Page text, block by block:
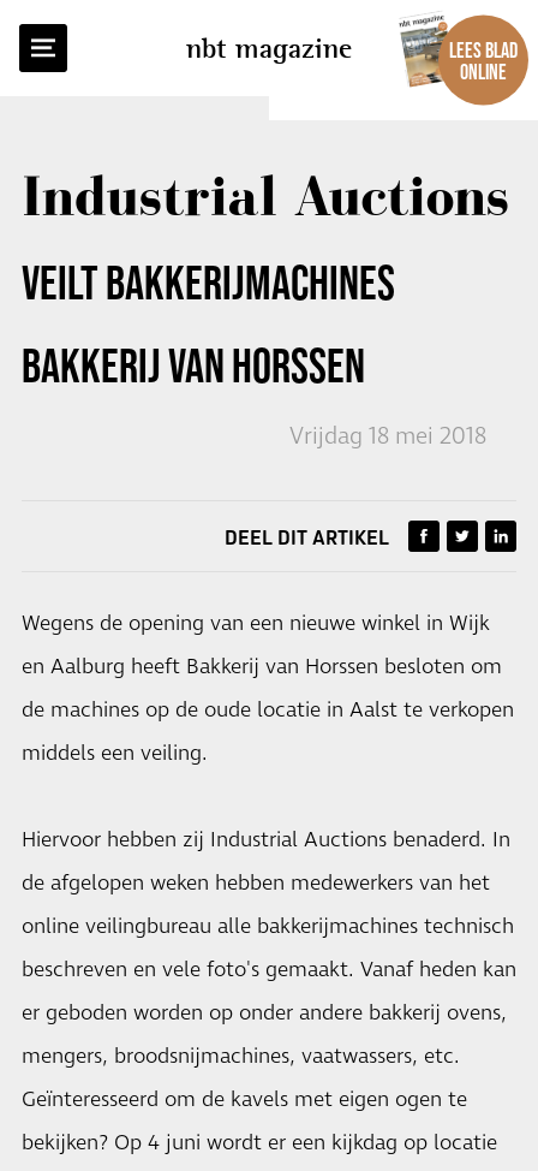
nbt magazine
LEES BLAD
ONLINE
Industrial Auctions
VEILT BAKKERIJMACHINES
BAKKERIJ VAN HORSSEN
Vrijdag 18 mei 2018
TERUG NAAR OVERZICHT
DEEL DIT ARTIKEL
Wegens de opening van een nieuwe winkel in Wijk
en Aalburg heeft Bakkerij van Horssen besloten om
de machines op de oude locatie in Aalst te verkopen
middels een veiling.
Hiervoor hebben zij Industrial Auctions benaderd. In
de afgelopen weken hebben medewerkers van het
online veilingbureau alle bakkerijmachines technisch
beschreven en vele foto's gemaakt. Vanaf heden kan
er geboden worden op onder andere bakkerij ovens,
mengers, broodsnijmachines, vaatwassers, etc.
Geïnteresseerd om de kavels met eigen ogen te
bekijken? Op 4 juni wordt er een kijkdag op locatie